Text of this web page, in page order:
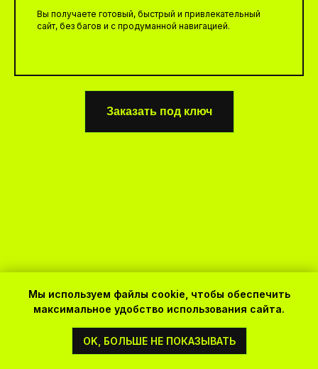
Вы получаете готовый, быстрый и привлекательный
сайт, без багов и с продуманной навигацией.
Заказать под ключ
Типы сайтов
Выбор типа сайта зависит от цели, а не
от бюджета.
Мы используем файлы cookie, чтобы обеспечить
максимальное удобство использования сайта.
OK, БОЛЬШЕ НЕ ПОКАЗЫВАТЬ